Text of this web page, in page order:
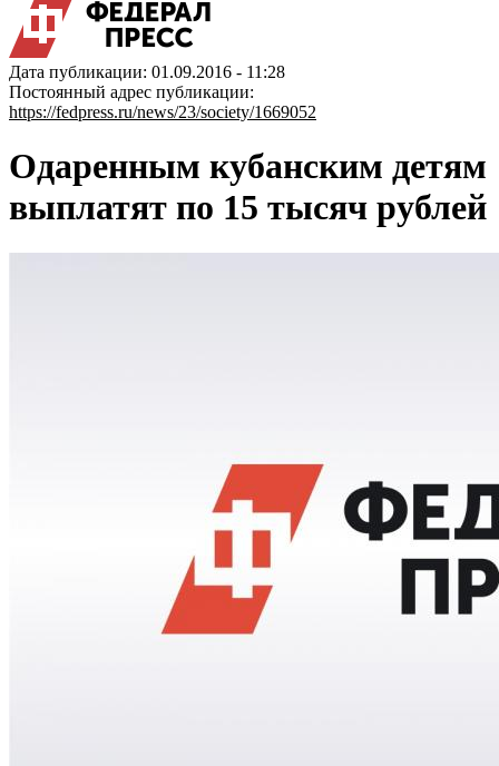
Дата публикации: 01.09.2016 - 11:28
Постоянный адрес публикации:
https://fedpress.ru/news/23/society/1669052
Одаренным кубанским детям
выплатят по 15 тысяч рублей